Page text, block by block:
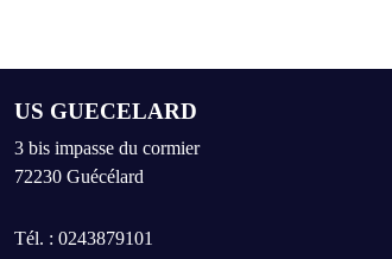
US GUECELARD
3 bis impasse du cormier
72230 Guécélard
Tél. : 0243879101